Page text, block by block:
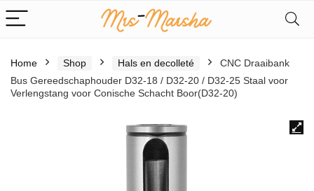
Home Shop Hals en decolleté
CNC Draaibank
Bus Gereedschaphouder D32-18 / D32-20 / D32-25 Staal voor
Verlengstang voor Conische Schacht Boor(D32-20)